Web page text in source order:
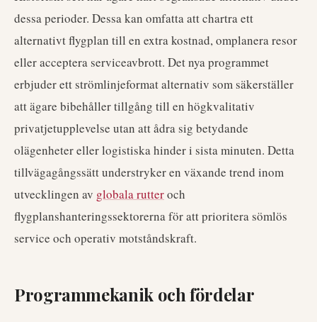
dessa perioder. Dessa kan omfatta att chartra ett
alternativt flygplan till en extra kostnad, omplanera resor
eller acceptera serviceavbrott. Det nya programmet
erbjuder ett strömlinjeformat alternativ som säkerställer
att ägare bibehåller tillgång till en högkvalitativ
privatjetupplevelse utan att ådra sig betydande
olägenheter eller logistiska hinder i sista minuten. Detta
tillvägagångssätt understryker en växande trend inom
utvecklingen av globala rutteroch
flygplanshanteringssektorerna för att prioritera sömlös
service och operativ motståndskraft.
Programmekanik och fördelar